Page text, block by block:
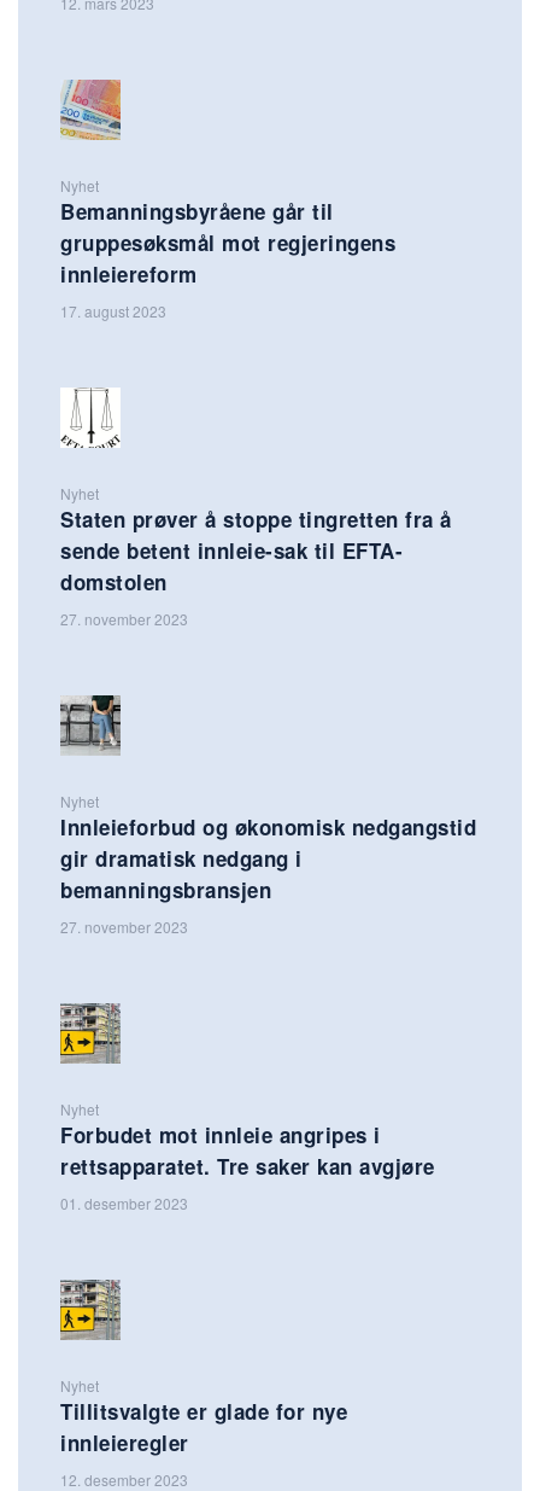
Nyhet
Bemanningsbyråene går til
gruppesøksmål mot regjeringens
innleiereform
17. august 2023
Nyhet
Staten prøver å stoppe tingretten fra å
sende betent innleie-sak til EFTA-
domstolen
27. november 2023
Nyhet
Innleieforbud og økonomisk nedgangstid
gir dramatisk nedgang i
bemanningsbransjen
27. november 2023
Nyhet
Forbudet mot innleie angripes i
rettsapparatet. Tre saker kan avgjøre
01. desember 2023
Nyhet
Tillitsvalgte er glade for nye
innleieregler
12. desember 2023